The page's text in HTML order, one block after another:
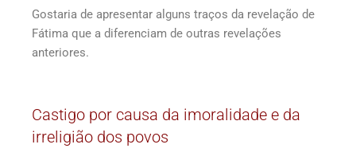
Gostaria de apresentar alguns traços da revelação de
Fátima que a diferenciam de outras revelações
anteriores.
Castigo por causa da imoralidade e da
irreligião dos povos